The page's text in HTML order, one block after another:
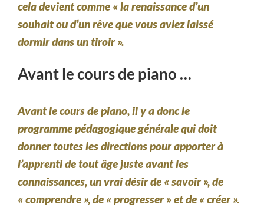
cela devient comme « la renaissance d’un
souhait ou d’un rêve que vous aviez laissé
dormir dans un tiroir ».
Avant le cours de piano …
Avant le cours de piano, il y a donc le
programme pédagogique générale qui doit
donner toutes les directions pour apporter à
l’apprenti de tout âge juste avant les
connaissances, un vrai désir de « savoir », de
« comprendre », de « progresser » et de « créer ».